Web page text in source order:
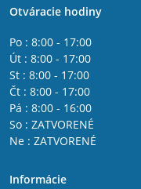
Otváracie hodiny
Po : 8:00 - 17:00
Út : 8:00 - 17:00
St : 8:00 - 17:00
Čt : 8:00 - 17:00
Pá : 8:00 - 16:00
So : ZATVORENÉ
Ne : ZATVORENÉ
Informácie